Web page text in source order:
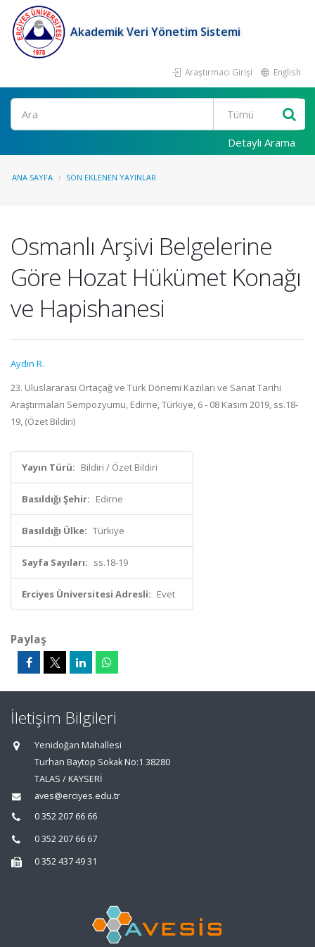
Akademik Veri Yönetim Sistemi
Araştırmacı Girişi English
Ara
Detaylı Arama
ANA SAYFA SON EKLENEN YAYINLAR
Osmanlı Arşivi Belgelerine
Göre Hozat Hükümet Konağı
ve Hapishanesi
Aydın R.
23. Uluslararası Ortaçağ ve Türk Dönemi Kazıları ve Sanat Tarihi
Araştırmaları Sempozyumu, Edirne, Türkiye, 6 - 08 Kasım 2019, ss.18-
19, (Özet Bildiri)
Yayın Türü: Bildiri / Özet Bildiri
Basıldığı Şehir: Edirne
Basıldığı Ülke: Türkiye
Sayfa Sayıları: ss.18-19
Erciyes Üniversitesi Adresli: Evet
Paylaş
İletişim Bilgileri
Yenidoğan Mahallesi
Turhan Baytop Sokak No:1 38280
TALAS / KAYSERİ
aves@erciyes.edu.tr
0 352 207 66 66
0 352 207 66 67
0 352 437 49 31